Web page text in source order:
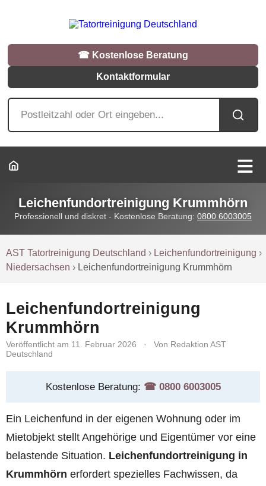
☎︎ Kostenlose Beratung
Kontaktformular
Leichenfundortreinigung Krummhörn
Professionell und diskret - Kostenlose Beratung: 0800 6003005
AST Tatortreinigung Deutschland › Leichenfundortreinigung ›
Niedersachsen › Leichenfundortreinigung Krummhörn
Leichenfundortreinigung
Krummhörn
Veröffentlicht am 11. Februar 2026 ·
Von Redaktion AST
Deutschland
Kostenlose Beratung: ☎︎ 0800 6003005
Ein Leichenfund in der eigenen Wohnung oder im
Mietobjekt stellt Angehörige und Eigentümer vor eine
belastende Situation. Leichenfundortreinigung in
Krummhörn erfordert spezielles Fachwissen, da